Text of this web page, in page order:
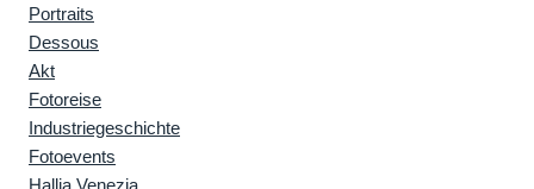
Portraits
Dessous
Akt
Fotoreise
Industriegeschichte
Fotoevents
Hallia Venezia